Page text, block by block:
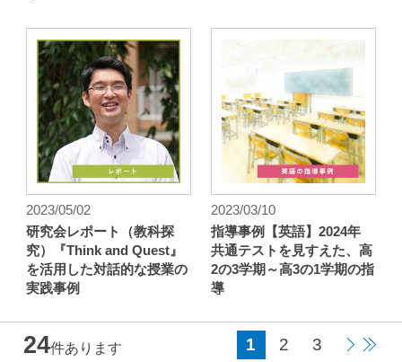
2023/05/02
研究会レポート（教科探
究）『Think and Quest』
を活用した対話的な授業の
実践事例
2023/03/10
指導事例【英語】2024年
共通テストを見すえた、高
2の3学期～高3の1学期の指
導
24件あります 1 2 3